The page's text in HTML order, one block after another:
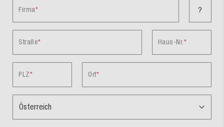
Firma ?
Straße Haus-Nr.
PLZ Ort